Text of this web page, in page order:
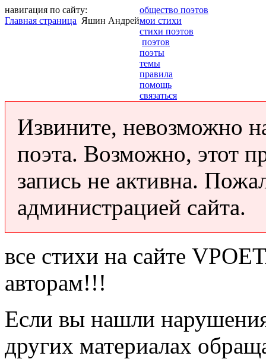
навигация по сайту:
Главная страница Яшин Андрей
общество поэтов
мои стихи
стихи поэтов
поэтов
поэты
темы
правила
помощь
связаться
Извините, невозможно
поэта. Возможно, этот
запись не активна.
администрацией сайта.
все стихи на сайте
авторам!!!
Если вы нашли
других материалах